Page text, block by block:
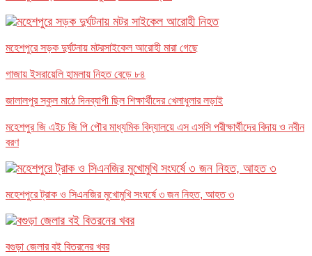
মহেশপুরে সড়ক দুর্ঘটনায় মটরসাইকেল আরোহী মারা গেছে
গাজায় ইসরায়েলি হামলায় নিহত বেড়ে ৮৪
জালালপুর স্কুল মাঠে দিনব্যাপী ছিল শিক্ষার্থীদের খেলাধুলার লড়াই
মহেশপুর জি এইচ জি পি পৌর মাধ্যমিক বিদ্যালয়ে এস এসসি পরীক্ষার্থীদের বিদায় ও নবীন
বরণ
মহেশপুরে ট্রাক ও সিএনজির মুখোমুখি সংঘর্ষে ৩ জন নিহত, আহত ৩
বগুড়া জেলার বই বিতরনের খবর